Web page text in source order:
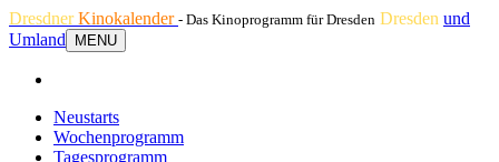
DresdnerKinokalender - Das Kinoprogramm für Dresden Dresden und
Umland
MENU
Neustarts
Wochenprogramm
Tagesprogramm